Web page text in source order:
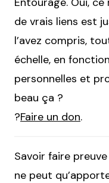
de vrais liens est
l’avez compris,
échelle, en
personnelles et
beau ça ?
?Faire un don.
Savoir faire
ne peut